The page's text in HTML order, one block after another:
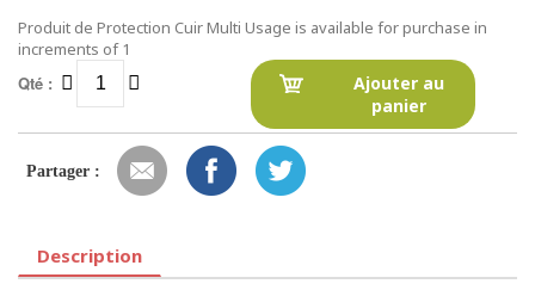
Produit de Protection Cuir Multi Usage is available for purchase in
increments of 1
Qté :
Ajouter au
panier
Partager :
Description